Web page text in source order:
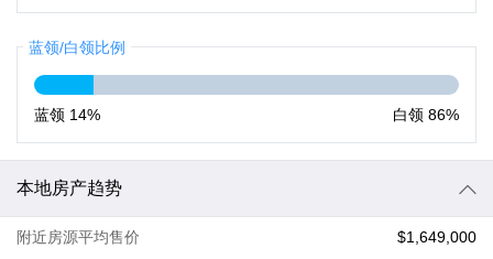
蓝领/白领比例
蓝领 14% 白领 86%
本地房产趋势
附近房源平均售价 $1,649,000